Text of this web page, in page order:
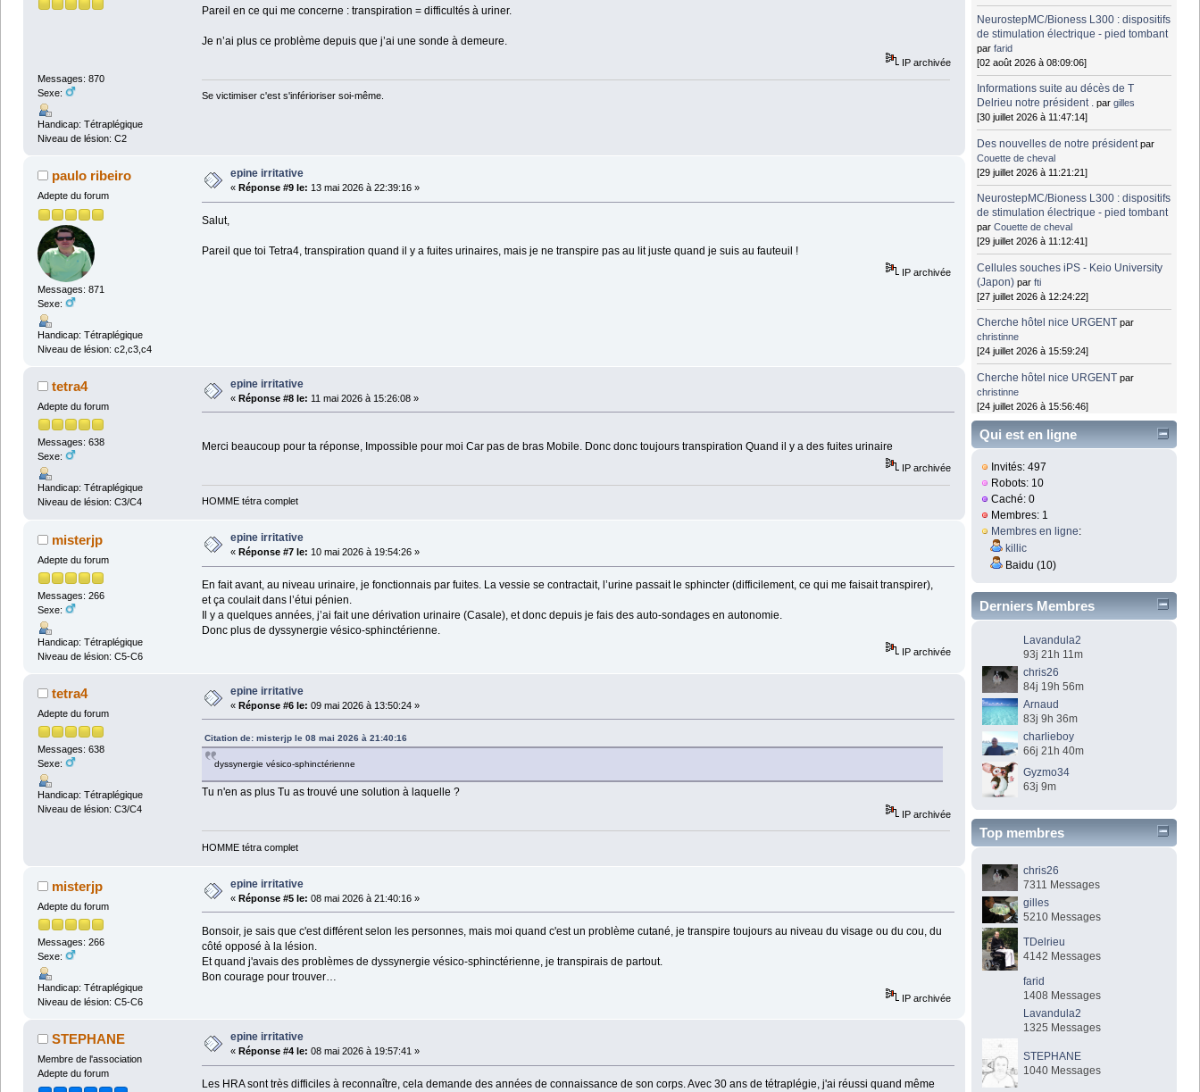
Messages: 870
Sexe:
Handicap: Tétraplégique
Niveau de lésion: C2
Pareil en ce qui me concerne : transpiration = difficultés à uriner.
Je n’ai plus ce problème depuis que j’ai une sonde à demeure.
IP archivée
Se victimiser c'est s'inférioriser soi-même.
paulo ribeiro
Adepte du forum
Messages: 871
Sexe:
Handicap: Tétraplégique
Niveau de lésion: c2,c3,c4
epine irritative
« Réponse #9 le: 13 mai 2026 à 22:39:16 »
Salut,
Pareil que toi Tetra4, transpiration quand il y a fuites urinaires, mais je ne transpire pas au lit juste quand je suis au fauteuil !
IP archivée
tetra4
Adepte du forum
Messages: 638
Sexe:
Handicap: Tétraplégique
Niveau de lésion: C3/C4
epine irritative
« Réponse #8 le: 11 mai 2026 à 15:26:08 »
Merci beaucoup pour ta réponse, Impossible pour moi Car pas de bras Mobile. Donc donc toujours transpiration Quand il y a des fuites urinaire
IP archivée
HOMME tétra complet
misterjp
Adepte du forum
Messages: 266
Sexe:
Handicap: Tétraplégique
Niveau de lésion: C5-C6
epine irritative
« Réponse #7 le: 10 mai 2026 à 19:54:26 »
En fait avant, au niveau urinaire, je fonctionnais par fuites. La vessie se contractait, l’urine passait le sphincter (difficilement, ce qui me faisait transpirer),
et ça coulait dans l’étui pénien.
Il y a quelques années, j’ai fait une dérivation urinaire (Casale), et donc depuis je fais des auto-sondages en autonomie.
Donc plus de dyssynergie vésico-sphinctérienne.
IP archivée
tetra4
Adepte du forum
Messages: 638
Sexe:
Handicap: Tétraplégique
Niveau de lésion: C3/C4
epine irritative
« Réponse #6 le: 09 mai 2026 à 13:50:24 »
Citation de: misterjp le 08 mai 2026 à 21:40:16
dyssynergie vésico-sphinctérienne
Tu n'en as plus Tu as trouvé une solution à laquelle ?
IP archivée
HOMME tétra complet
misterjp
Adepte du forum
Messages: 266
Sexe:
Handicap: Tétraplégique
Niveau de lésion: C5-C6
epine irritative
« Réponse #5 le: 08 mai 2026 à 21:40:16 »
Bonsoir, je sais que c'est différent selon les personnes, mais moi quand c'est un problème cutané, je transpire toujours au niveau du visage ou du cou, du
côté opposé à la lésion.
Et quand j'avais des problèmes de dyssynergie vésico-sphinctérienne, je transpirais de partout.
Bon courage pour trouver…
IP archivée
STEPHANE
Membre de l'association
Adepte du forum
epine irritative
« Réponse #4 le: 08 mai 2026 à 19:57:41 »
Les HRA sont très difficiles à reconnaître, cela demande des années de connaissance de son corps. Avec 30 ans de tétraplégie, j'ai réussi quand même
NeurostepMC/Bioness L300 : dispositifs
de stimulation électrique - pied tombant
parfarid
[02 août 2026 à 08:09:06]
Informations suite au décès de T
Delrieu notre président . pargilles
[30 juillet 2026 à 11:47:14]
Des nouvelles de notre président par
Couette de cheval
[29 juillet 2026 à 11:21:21]
NeurostepMC/Bioness L300 : dispositifs
de stimulation électrique - pied tombant
parCouette de cheval
[29 juillet 2026 à 11:12:41]
Cellules souches iPS - Keio University
(Japon) parfti
[27 juillet 2026 à 12:24:22]
Cherche hôtel nice URGENT par
christinne
[24 juillet 2026 à 15:59:24]
Cherche hôtel nice URGENT par
christinne
[24 juillet 2026 à 15:56:46]
Qui est en ligne
Invités: 497
Robots: 10
Caché: 0
Membres: 1
Membres en ligne:
killic
Baidu (10)
Derniers Membres
Lavandula2
93j 21h 11m
chris26
84j 19h 56m
Arnaud
83j 9h 36m
charlieboy
66j 21h 40m
Gyzmo34
63j 9m
Top membres
chris26
7311 Messages
gilles
5210 Messages
TDelrieu
4142 Messages
farid
1408 Messages
Lavandula2
1325 Messages
STEPHANE
1040 Messages